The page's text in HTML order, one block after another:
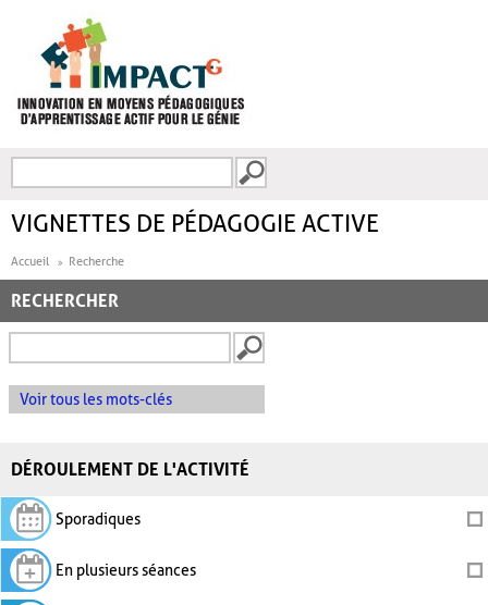
FORMULAIRE DE
VIGNETTES DE PÉDAGOGIE ACTIVE
Accueil Recherche
RECHERCHER
Voir tous les mots-clés
DÉROULEMENT DE L'ACTIVITÉ
Sporadiques
En plusieurs séances